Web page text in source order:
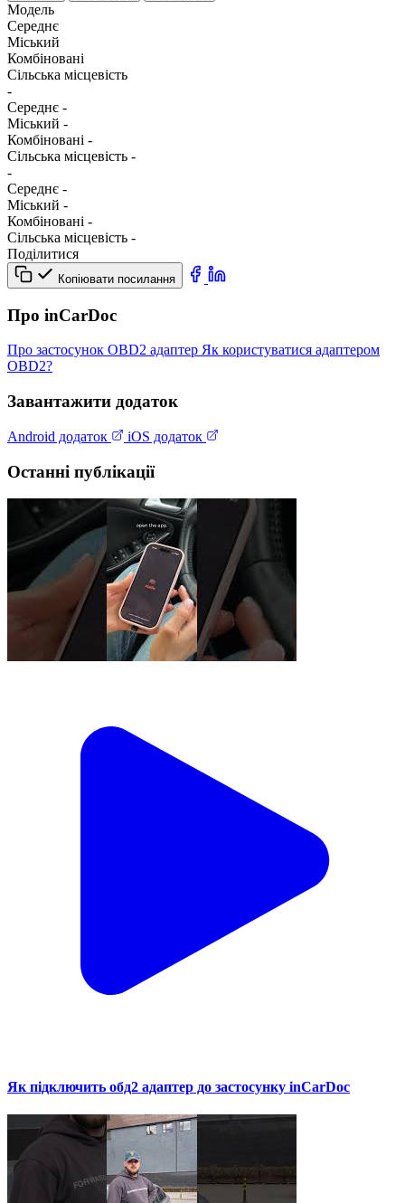
Модель
Середнє
Міський
Комбіновані
Сільська місцевість
-
Середнє -
Міський -
Комбіновані -
Сільська місцевість -
-
Середнє -
Міський -
Комбіновані -
Сільська місцевість -
Поділитися
Копіювати посилання
Про inCarDoc
Про застосунок OBD2 адаптер Як користуватися адаптером
OBD2?
Завантажити додаток
Android додаток iOS додаток
Останні публікації
Як підключить обд2 адаптер до застосунку inCarDoc